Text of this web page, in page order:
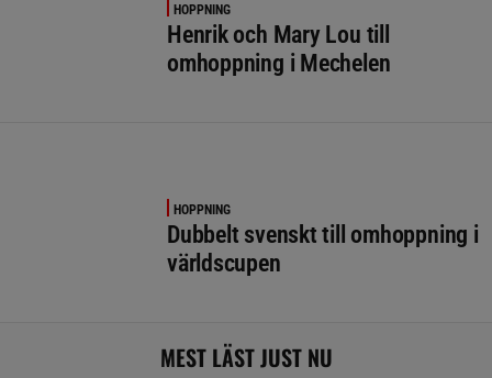
HOPPNING
Henrik och Mary Lou till
omhoppning i Mechelen
HOPPNING
Dubbelt svenskt till omhoppning i
världscupen
MEST LÄST JUST NU